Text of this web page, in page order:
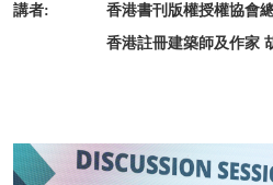
講者:
香港書刊版權授權協會
香港註冊建築師及作家